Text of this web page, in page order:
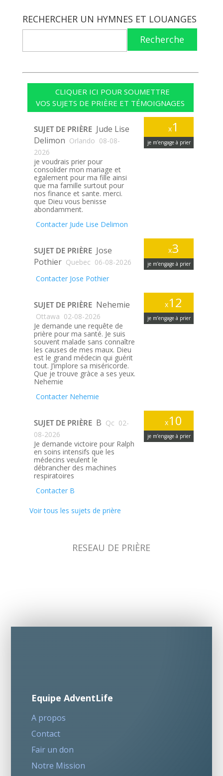
RECHERCHER UN HYMNES ET LOUANGES
Recherche
CLIQUER ICI POUR SOUMETTRE
VOS SUJETS DE PRIÈRE ET TÉMOIGNAGES
x1
je m’engage à prier
SUJET DE PRIÈRE Jude Lise
Delimon Orlando 08-08-
2026
je voudrais prier pour
consolider mon mariage et
egalement pour ma fille ainsi
que ma famille surtout pour
nos finance et sante. merci.
que Dieu vous benisse
abondamment.
Contacter Jude Lise Delimon
x3
je m’engage à prier
SUJET DE PRIÈRE Jose
Pothier Quebec 06-08-2026
Contacter Jose Pothier
x12
je m’engage à prier
SUJET DE PRIÈRE Nehemie
Ottawa 02-08-2026
Je demande une requête de
prière pour ma santé. Je suis
souvent malade sans connaître
les causes de mes maux. Dieu
est le grand médecin qui guérit
tout. J’implore sa miséricorde.
Que je trouve gràce a ses yeux.
Nehemie
Contacter Nehemie
x10
je m’engage à prier
SUJET DE PRIÈRE B Qc 02-
08-2026
Je demande victoire pour Ralph
en soins intensifs que les
médecins veulent le
débrancher des machines
respiratoires
Contacter B
Voir tous les sujets de prière
RESEAU DE PRIÈRE
Equipe AdventLife
A propos
Contact
Fair un don
Notre Mission